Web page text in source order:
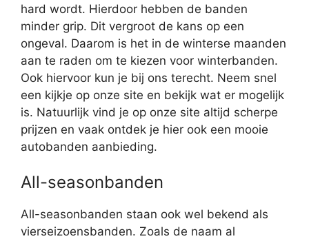
hard wordt. Hierdoor hebben de banden
minder grip. Dit vergroot de kans op een
ongeval. Daarom is het in de winterse maanden
aan te raden om te kiezen voor winterbanden.
Ook hiervoor kun je bij ons terecht. Neem snel
een kijkje op onze site en bekijk wat er mogelijk
is. Natuurlijk vind je op onze site altijd scherpe
prijzen en vaak ontdek je hier ook een mooie
autobanden aanbieding.
All-seasonbanden
All-seasonbanden staan ook wel bekend als
vierseizoensbanden. Zoals de naam al